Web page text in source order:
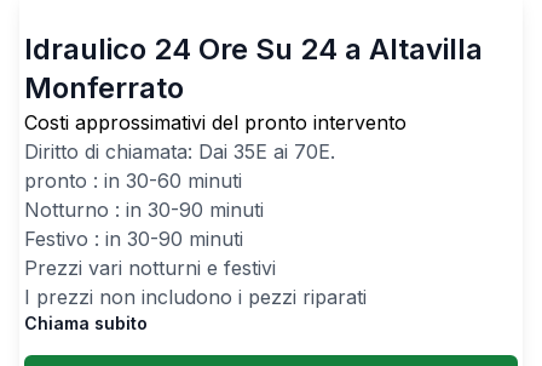
Idraulico 24 Ore Su 24 a Altavilla
Monferrato
Costi approssimativi del pronto intervento
Diritto di chiamata: Dai 35E ai 70E.
pronto : in 30-60 minuti
Notturno : in 30-90 minuti
Festivo : in 30-90 minuti
Prezzi vari notturni e festivi
I prezzi non includono i pezzi riparati
Chiama subito